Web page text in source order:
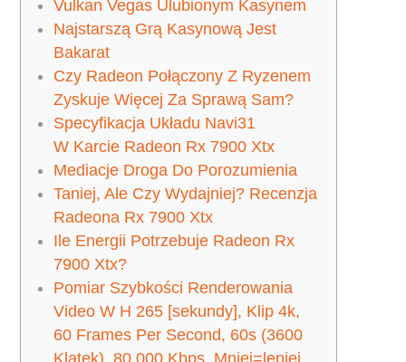
Vulkan Vegas Ulubionym Kasynem
Najstarszą Grą Kasynową Jest
Bakarat
Czy Radeon Połączony Z Ryzenem
Zyskuje Więcej Za Sprawą Sam?
Specyfikacja Układu Navi31
W Karcie Radeon Rx 7900 Xtx
Mediacje Droga Do Porozumienia
Taniej, Ale Czy Wydajniej? Recenzja
Radeona Rx 7900 Xtx
Ile Energii Potrzebuje Radeon Rx
7900 Xtx?
Pomiar Szybkości Renderowania
Video W H 265 [sekundy], Klip 4k,
60 Frames Per Second, 60s (3600
Klatek), 80 000 Kbps, Mniej=lepiej